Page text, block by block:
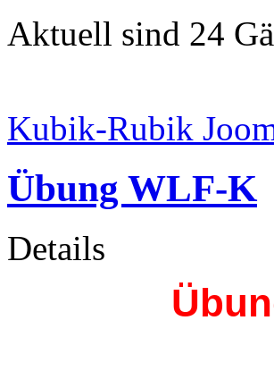
Aktuell sind 24
Kubik-Rubik
Übung WLF-K
Details